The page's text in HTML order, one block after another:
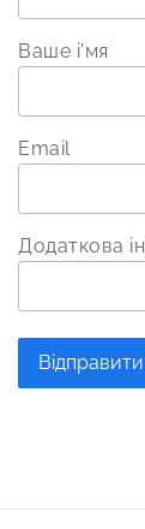
Ваше і'мя
Email
Додаткова